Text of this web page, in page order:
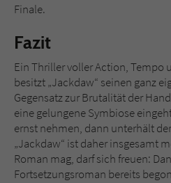
Finale.
Fazit
Ein Thriller voller Action, Tempo
besitzt „Jackdaw“ seinen ganz
Gegensatz zur Brutalität der
eine gelungene Symbiose
ernst nehmen, dann unterhält
„Jackdaw“ ist daher insgesamt
Roman mag, darf sich freuen:
Fortsetzungsroman bereits